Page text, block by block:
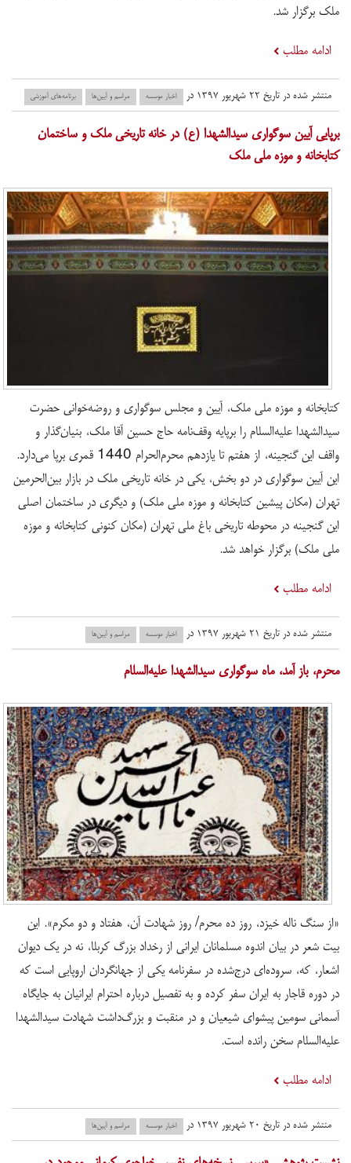
ملک برگزار شد.
ادامه مطلب
منتشر شده در تاریخ ۲۲ شهریور ۱۳۹۷ در اخبار موسسه مراسم و آیین‌ها برنامه‌های آموزشی
برپایی آیین سوگواری سیدالشهدا (ع) در خانه تاریخی ملک و ساختمان
کتابخانه و موزه ملی ملک
کتابخانه و موزه ملی ملک، آیین و مجلس سوگواری و روضه‌خوانی حضرت
سیدالشهدا علیه‌السلام را برپایه وقف‌نامه حاج حسین آقا ملک، بنیان‌گذار و
واقف این گنجینه، از هفتم تا یازدهم محرم‌الحرام 1440 قمری برپا می‌دارد.
این آیین سوگواری در دو بخش، یکی در خانه تاریخی ملک در بازار بین‌الحرمین
تهران (مکان پیشین کتابخانه و موزه ملی ملک) و دیگری در ساختمان اصلی
این گنجینه در محوطه تاریخی باغ ملی تهران (مکان کنونی کتابخانه و موزه
ملی ملک) برگزار خواهد شد.
ادامه مطلب
منتشر شده در تاریخ ۲۱ شهریور ۱۳۹۷ در اخبار موسسه مراسم و آیین‌ها
​محرم، باز آمد، ماه سوگواری سیدالشهدا علیه‌السلام
«از سنگ ناله خیزد، روز ده محرم/ روز شهادت آن، هفتاد و دو مکرم». این
بیت شعر در بیان اندوه مسلمانان ایرانی از رخداد بزرگ کربلا، نه در یک دیوان
اشعار، که، سروده‌ای درج‌شده در سفرنامه یکی از جهانگردان اروپایی است که
در دوره قاجار به ایران سفر کرده و به تفصیل درباره احترام ایرانیان به جایگاه
آسمانی سومین پیشوای شیعیان و در منقبت و بزرگ‌داشت شهادت سیدالشهدا
علیه‌السلام سخن رانده است.
ادامه مطلب
منتشر شده در تاریخ ۲۰ شهریور ۱۳۹۷ در اخبار موسسه مراسم و آیین‌ها